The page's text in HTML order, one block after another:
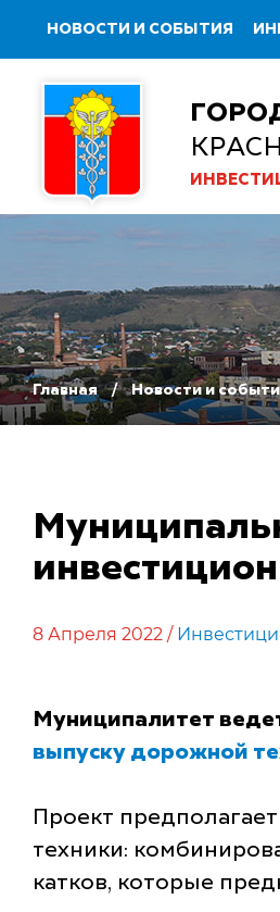
НОВОСТИ И СОБЫТИЯ
Главная Новости и
8 Апреля 2022 /
Муниципалитет
выпуску дорожной
Проект
техники:
катков, которые